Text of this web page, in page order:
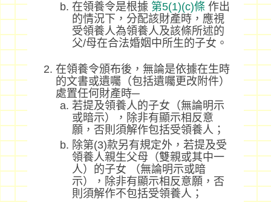
在領養令是根據 第5(1)(c)條 作出
的情況下，分配該財產時，應視
受領養人為領養人及該條所述的
父/母在合法婚姻中所生的子女。
在領養令頒布後，無論是依據在生時
的文書或遺囑（包括遺囑更改附件）
處置任何財產時─
若提及領養人的子女（無論明示
或暗示），除非有顯示相反意
願，否則須解作包括受領養人；
除第(3)款另有規定外，若提及受
領養人親生父母（雙親或其中一
人）的子女 （無論明示或暗
示），除非有顯示相反意願，否
則須解作不包括受領養人；